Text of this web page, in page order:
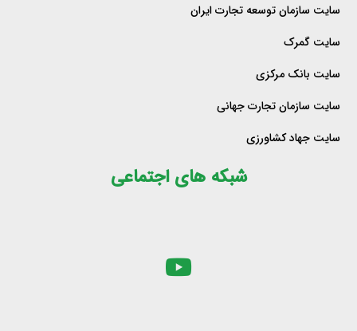
سایت سازمان توسعه تجارت ایران
سایت گمرک
سایت بانک مرکزی
سایت سازمان تجارت جهانی
سایت جهاد کشاورزی
شبکه های اجتماعی